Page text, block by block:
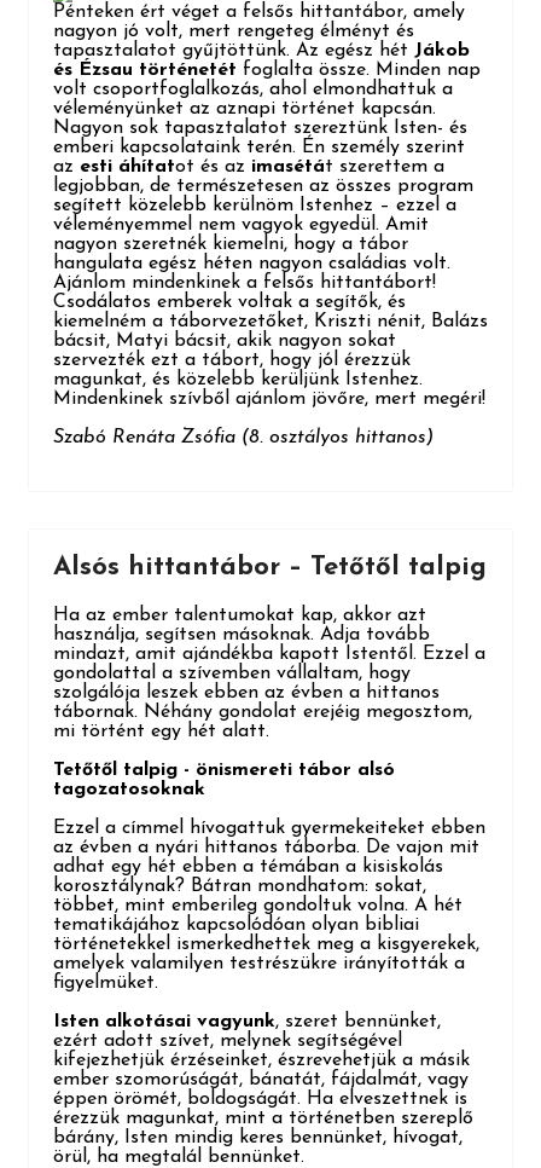
Pénteken ért véget a felsős hittantábor, amely
nagyon jó volt, mert rengeteg élményt és
tapasztalatot gyűjtöttünk. Az egész hét Jákob
és Ézsau történetét foglalta össze. Minden nap
volt csoportfoglalkozás, ahol elmondhattuk a
véleményünket az aznapi történet kapcsán.
Nagyon sok tapasztalatot szereztünk Isten- és
emberi kapcsolataink terén. Én személy szerint
az esti áhítatot és az imasétát szerettem a
legjobban, de természetesen az összes program
segített közelebb kerülnöm Istenhez – ezzel a
véleményemmel nem vagyok egyedül. Amit
nagyon szeretnék kiemelni, hogy a tábor
hangulata egész héten nagyon családias volt.
Ajánlom mindenkinek a felsős hittantábort!
Csodálatos emberek voltak a segítők, és
kiemelném a táborvezetőket, Kriszti nénit, Balázs
bácsit, Matyi bácsit, akik nagyon sokat
szervezték ezt a tábort, hogy jól érezzük
magunkat, és közelebb kerüljünk Istenhez.
Mindenkinek szívből ajánlom jövőre, mert megéri!
Szabó Renáta Zsófia (8. osztályos hittanos)
Alsós hittantábor – Tetőtől talpig
Ha az ember talentumokat kap, akkor azt
használja, segítsen másoknak. Adja tovább
mindazt, amit ajándékba kapott Istentől. Ezzel a
gondolattal a szívemben vállaltam, hogy
szolgálója leszek ebben az évben a hittanos
tábornak. Néhány gondolat erejéig megosztom,
mi történt egy hét alatt.
Tetőtől talpig - önismereti tábor alsó
tagozatosoknak
Ezzel a címmel hívogattuk gyermekeiteket ebben
az évben a nyári hittanos táborba. De vajon mit
adhat egy hét ebben a témában a kisiskolás
korosztálynak? Bátran mondhatom: sokat,
többet, mint emberileg gondoltuk volna. A hét
tematikájához kapcsolódóan olyan bibliai
történetekkel ismerkedhettek meg a kisgyerekek,
amelyek valamilyen testrészükre irányították a
figyelmüket.
Isten alkotásai vagyunk, szeret bennünket,
ezért adott szívet, melynek segítségével
kifejezhetjük érzéseinket, észrevehetjük a másik
ember szomorúságát, bánatát, fájdalmát, vagy
éppen örömét, boldogságát. Ha elveszettnek is
érezzük magunkat, mint a történetben szereplő
bárány, Isten mindig keres bennünket, hívogat,
örül, ha megtalál bennünket.